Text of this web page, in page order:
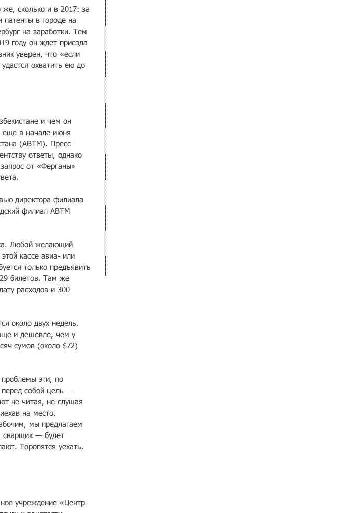
же, сколько и в 2017: за
патенты в городе на
на заработки. Тем
году он ждет приезда
уверен, что «если
охватить ею до
и чем он
еще в начале июня
(АВТМ). Пресс-
ответы, однако
от «Ферганы»
директора филиала
филиал АВТМ
Любой желающий
кассе авиа- или
только предъявить
билетов. Там же
расходов и 300
около двух недель.
и дешевле, чем у
сумов (около $72)
эти, по
собой цель —
не читая, не слушая
на место,
мы предлагаем
сварщик — будет
Торопятся уехать.
учреждение «Центр